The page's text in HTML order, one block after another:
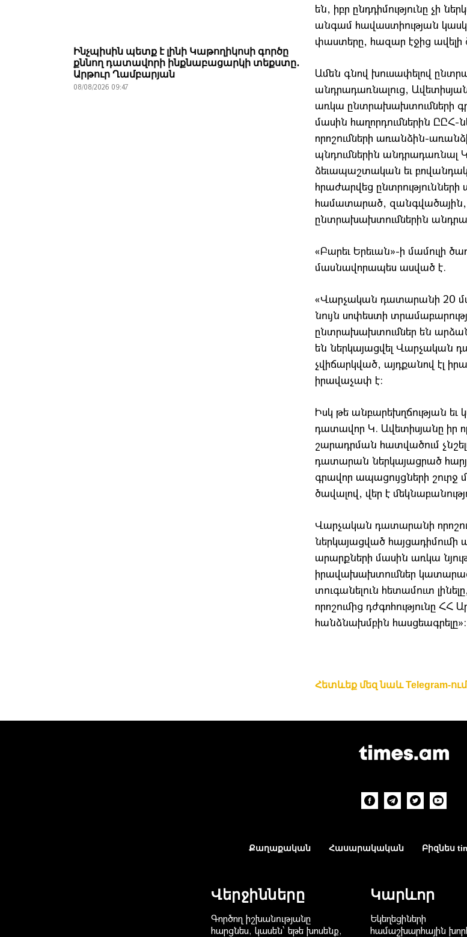
Ինչպիսին պետք է լինի Կաթողիկոսի գործը
քննող դատավորի ինքնաբացարկի տեքստը․
Արթուր Ղամբարյան
08/08/2026 09:47
են, իբր ընդդիմությունը չի
անգամ հավաստիության
փաստերը, հազար էջից
Ամեն գնով խուսափելով
անդրադառնալուց,
առկա ընտրախախտումների
մասին հաղորդումներին ԸԸՀ-
որոշումների առանձին-
պնդումներին անդրադառնալ
ձեւապաշտական եւ
հրաժարվեց
համատարած, զանգվածային,
ընտրախախտումներին
«Բարեւ Երեւան»-ի մամուլի
մասնավորապես ասված է.
«Վարչական դատարանի 20
նույն սոփեստի
ընտրախախտումներ են
են ներկայացվել Վարչական
չվիճարկված, այդքանով էլ
իրավաչափ է:
Իսկ թե անբարեխղճության եւ
դատավոր Կ. Ավետիսյանը իր
շարադրման հատվածում
դատարան ներկայացրած
գրավոր ապացույցների շուրջ
ծավալով, վեր է
Վարչական դատարանի
ներկայացված հայցադիմումի
արարքների մասին առկա
իրավախախտումներ
տուգանելուն հետամուտ
որոշումից դժգոհությունը
հանձնախմբին հասցեագրելը»:
Հետևեք մեզ նաև Telegram-ում
Քաղաքական Հասարակական Բիզնես
Վերջինները
Գործող իշխանությանը
հարցնես, կասեն՝ եթե խոսենք,
Կարևոր
Եկեղեցիների
համաշխարհային